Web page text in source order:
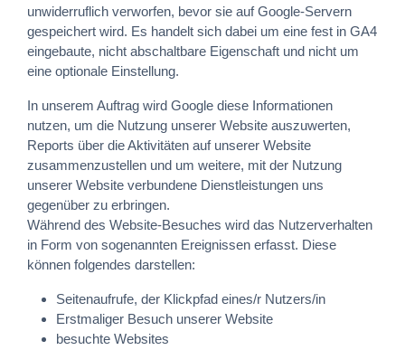
unwiderruflich verworfen, bevor sie auf Google-Servern
gespeichert wird. Es handelt sich dabei um eine fest in GA4
eingebaute, nicht abschaltbare Eigenschaft und nicht um
eine optionale Einstellung.
In unserem Auftrag wird Google diese Informationen
nutzen, um die Nutzung unserer Website auszuwerten,
Reports über die Aktivitäten auf unserer Website
zusammenzustellen und um weitere, mit der Nutzung
unserer Website verbundene Dienstleistungen uns
gegenüber zu erbringen.
Während des Website-Besuches wird das Nutzerverhalten
in Form von sogenannten Ereignissen erfasst. Diese
können folgendes darstellen:
Seitenaufrufe, der Klickpfad eines/r Nutzers/in
Erstmaliger Besuch unserer Website
besuchte Websites